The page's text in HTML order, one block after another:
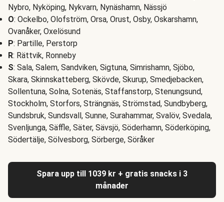
Nybro, Nyköping, Nykvarn, Nynäshamn, Nässjö
O: Ockelbo, Olofström, Orsa, Orust, Osby, Oskarshamn,
Ovanåker, Oxelösund
P: Partille, Perstorp
R: Rättvik, Ronneby
S: Sala, Salem, Sandviken, Sigtuna, Simrishamn, Sjöbo,
Skara, Skinnskatteberg, Skövde, Skurup, Smedjebacken,
Sollentuna, Solna, Sotenäs, Staffanstorp, Stenungsund,
Stockholm, Storfors, Strängnäs, Strömstad, Sundbyberg,
Sundsbruk, Sundsvall, Sunne, Surahammar, Svalöv, Svedala,
Svenljunga, Säffle, Säter, Sävsjö, Söderhamn, Söderköping,
Södertälje, Sölvesborg, Sörberge, Söråker
Spara upp till 1039 kr + gratis snacks i 3
månader